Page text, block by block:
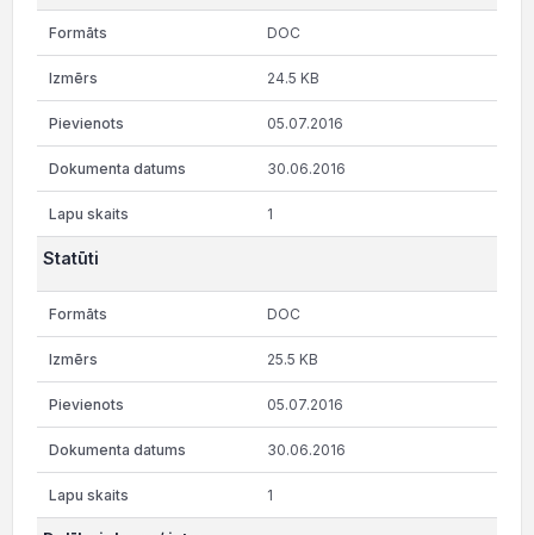
DOC
24.5 KB
05.07.2016
30.06.2016
1
Statūti
DOC
25.5 KB
05.07.2016
30.06.2016
1